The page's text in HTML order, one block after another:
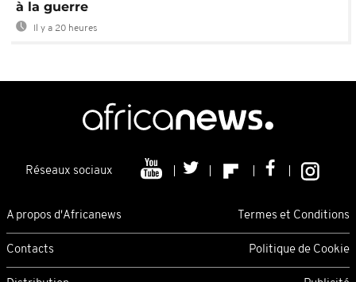
à la guerre
Il y a 20 heures
Réseaux sociaux
A propos d'Africanews Termes et Conditions
Contacts Politique de Cookie